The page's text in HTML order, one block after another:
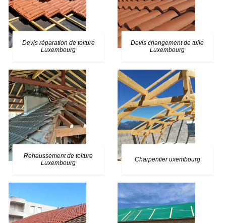
Devis réparation de toiture
Luxembourg
Devis changement de tuile
Luxembourg
Rehaussement de toiture
Luxembourg
Charpentier uxembourg